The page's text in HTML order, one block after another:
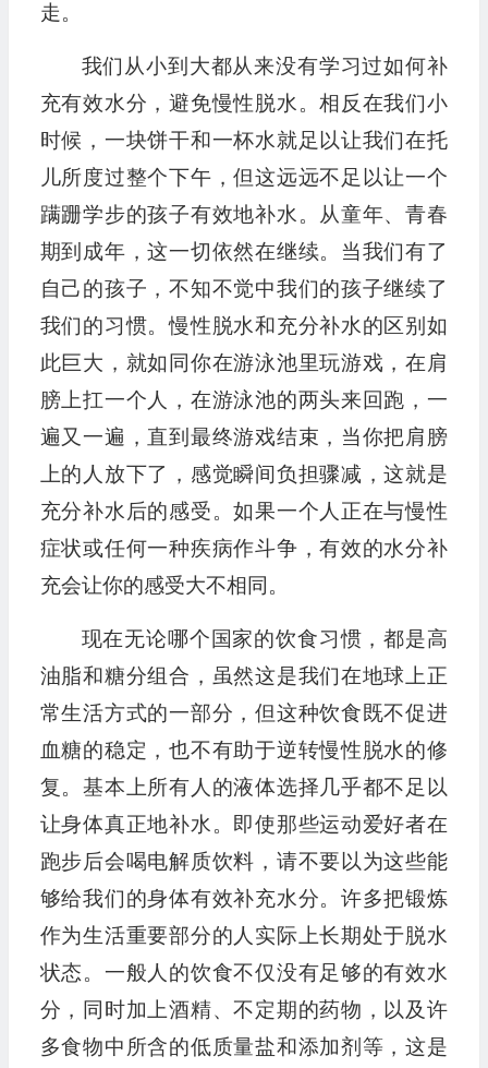
走。
我们从小到大都从来没有学习过如何补
充有效水分，避免慢性脱水。相反在我们小
时候，一块饼干和一杯水就足以让我们在托
儿所度过整个下午，但这远远不足以让一个
蹒跚学步的孩子有效地补水。从童年、青春
期到成年，这一切依然在继续。当我们有了
自己的孩子，不知不觉中我们的孩子继续了
我们的习惯。慢性脱水和充分补水的区别如
此巨大，就如同你在游泳池里玩游戏，在肩
膀上扛一个人，在游泳池的两头来回跑，一
遍又一遍，直到最终游戏结束，当你把肩膀
上的人放下了，感觉瞬间负担骤减，这就是
充分补水后的感受。如果一个人正在与慢性
症状或任何一种疾病作斗争，有效的水分补
充会让你的感受大不相同。
现在无论哪个国家的饮食习惯，都是高
油脂和糖分组合，虽然这是我们在地球上正
常生活方式的一部分，但这种饮食既不促进
血糖的稳定，也不有助于逆转慢性脱水的修
复。基本上所有人的液体选择几乎都不足以
让身体真正地补水。即使那些运动爱好者在
跑步后会喝电解质饮料，请不要以为这些能
够给我们的身体有效补充水分。许多把锻炼
作为生活重要部分的人实际上长期处于脱水
状态。一般人的饮食不仅没有足够的有效水
分，同时加上酒精、不定期的药物，以及许
多食物中所含的低质量盐和添加剂等，这是